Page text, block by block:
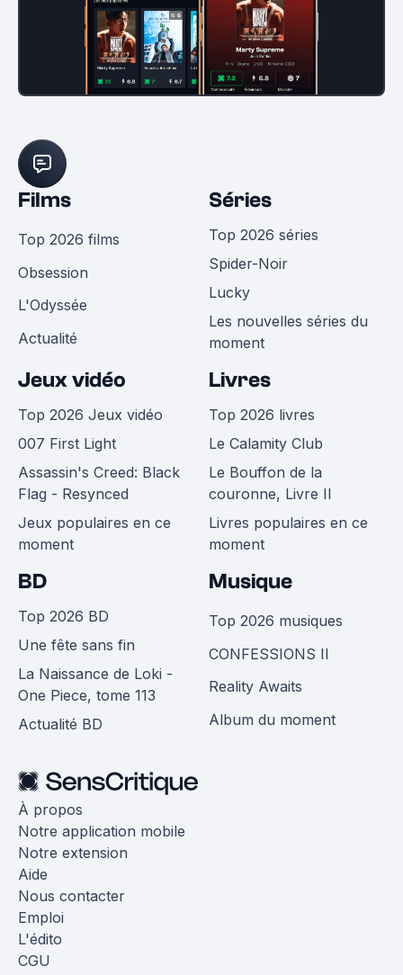
Films
Top 2026 films
Obsession
L'Odyssée
Actualité
Séries
Top 2026 séries
Spider-Noir
Lucky
Les nouvelles séries du
moment
Jeux vidéo
Top 2026 Jeux vidéo
007 First Light
Assassin's Creed: Black
Flag - Resynced
Jeux populaires en ce
moment
Livres
Top 2026 livres
Le Calamity Club
Le Bouffon de la
couronne, Livre II
Livres populaires en ce
moment
BD
Top 2026 BD
Une fête sans fin
La Naissance de Loki -
One Piece, tome 113
Actualité BD
Musique
Top 2026 musiques
CONFESSIONS II
Reality Awaits
Album du moment
À propos
Notre application mobile
Notre extension
Aide
Nous contacter
Emploi
L'édito
CGU